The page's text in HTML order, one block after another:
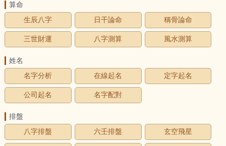
算命
生辰八字
日干論命 稱骨論命
三世財運 八字測算 風水測算
姓名
名字分析
在線起名 定字起名
公司起名 名字配對
排盤
八字排盤
六壬排盤 玄空飛星